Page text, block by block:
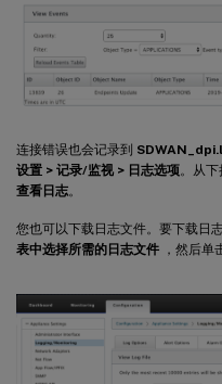
连接错误也会记录到
设置 > 记录/监视 > 日志选项。从
查看日志。
您也可以下载日志文件。要下载日
表中选择所需的日志文件 ，然后单